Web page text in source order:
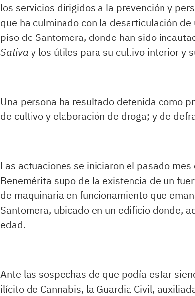
los servicios dirigidos a la prevención y
que ha culminado con la desarticulación de
piso de Santomera, donde han sido
Sativa y los útiles para su cultivo interior y
Una persona ha resultado detenida como
de cultivo y elaboración de droga; y de
Las actuaciones se iniciaron el pasado
Benemérita supo de la existencia de un
de maquinaria en funcionamiento que
Santomera, ubicado en un edificio donde,
edad.
Ante las sospechas de que podía estar
ilícito de Cannabis, la Guardia Civil,